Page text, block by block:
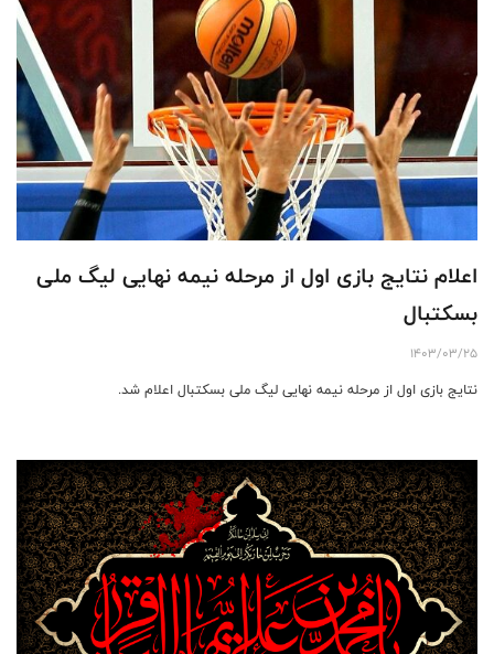
اعلام نتایج بازی اول از مرحله نیمه نهایی لیگ ملی
بسکتبال
1403/03/25
نتایج بازی اول از مرحله نیمه نهایی لیگ ملی بسکتبال اعلام شد.